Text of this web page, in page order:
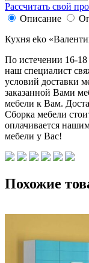
Рассчитать свой
Описание
Кухня eko
По истечении 16-18
наш специалист
условий доставки
заказанной Вами
мебели к Вам.
Сборка мебели
оплачивается
мебели у Вас!
Похожие